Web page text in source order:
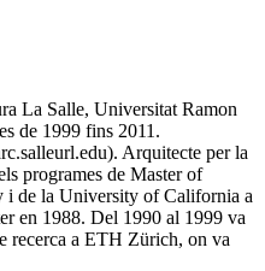
La Salle, Universitat Ramon
de 1999 fins 2011.
Arquitecte per la
programes de Master of
i de la University of California a
en 1988. Del 1990 al 1999 va
recerca a ETH Zürich, on va